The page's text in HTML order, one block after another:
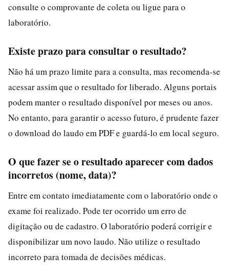
consulte o comprovante de coleta ou ligue para o
laboratório.
Existe prazo para consultar o resultado?
Não há um prazo limite para a consulta, mas recomenda-se
acessar assim que o resultado for liberado. Alguns portais
podem manter o resultado disponível por meses ou anos.
No entanto, para garantir o acesso futuro, é prudente fazer
o download do laudo em PDF e guardá-lo em local seguro.
O que fazer se o resultado aparecer com dados
incorretos (nome, data)?
Entre em contato imediatamente com o laboratório onde o
exame foi realizado. Pode ter ocorrido um erro de
digitação ou de cadastro. O laboratório poderá corrigir e
disponibilizar um novo laudo. Não utilize o resultado
incorreto para tomada de decisões médicas.